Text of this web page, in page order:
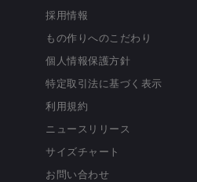
採用情報
もの作りへのこだわり
個人情報保護方針
特定取引法に基づく表示
利用規約
ニュースリリース
サイズチャート
お問い合わせ